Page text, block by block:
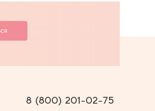
8 (800) 201-02-75